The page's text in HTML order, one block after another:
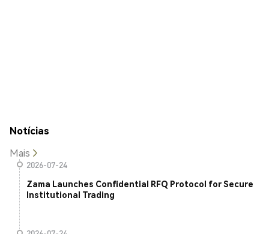
Notícias
Mais
2026-07-24
Zama Launches Confidential RFQ Protocol for Secure
Institutional Trading